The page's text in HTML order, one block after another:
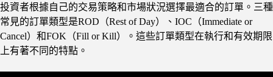
投資者根據自己的交易策略和市場狀況選擇最適合的訂單。三種
常見的訂單類型是ROD（Rest of Day）、IOC（Immediate or
Cancel）和FOK（Fill or Kill）。這些訂單類型在執行和有效期限
上有著不同的特點。